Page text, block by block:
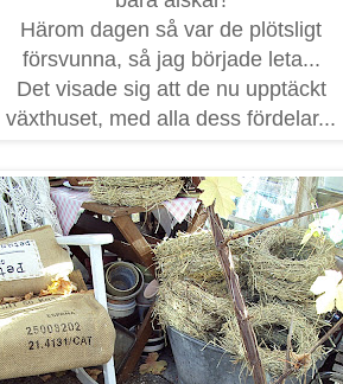
Härom dagen så var de plötsligt
försvunna, så jag började leta...
Det visade sig att de nu upptäckt
växthuset, med alla dess fördelar...